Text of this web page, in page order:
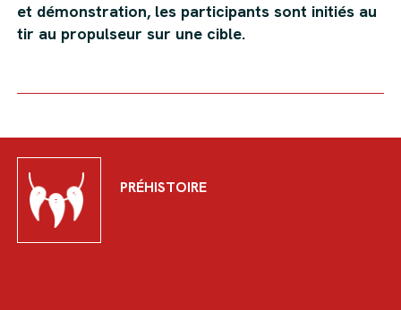
et démonstration, les participants sont initiés au
tir au propulseur sur une cible.
PRÉHISTOIRE